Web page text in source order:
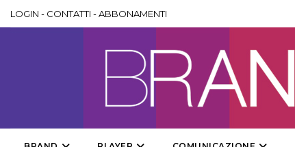
LOGIN - CONTATTI -ABBONAMENTI